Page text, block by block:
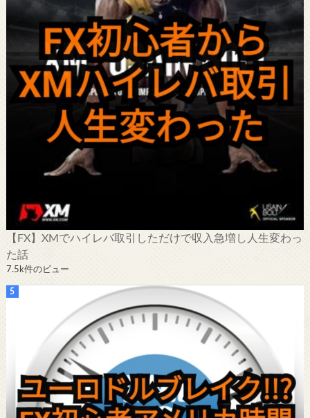
【FX】XMでハイレバ取引しただけで収入急増し人生変わっ
た話
7.5k件のビュー